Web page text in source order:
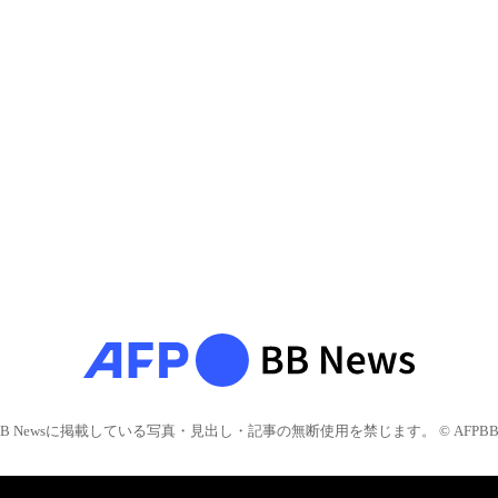
Newsに掲載している写真・見出し・記事の無断使用を禁じます。 © AFPBB